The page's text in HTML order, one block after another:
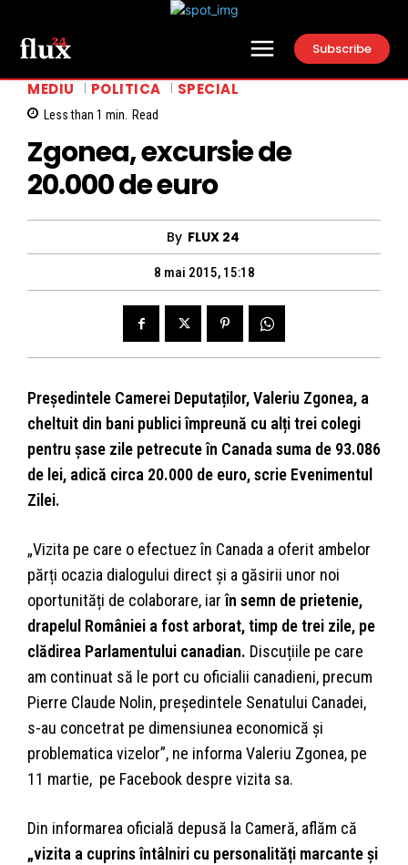
Subscribe
MEDIU POLITICA SPECIAL
Less than 1 min. Read
Zgonea, excursie de
20.000 de euro
By FLUX 24
8 mai 2015, 15:18
Președintele Camerei Deputaților, Valeriu Zgonea, a
cheltuit din bani publici împreună cu alți trei colegi
pentru șase zile petrecute în Canada suma de 93.086
de lei, adică circa 20.000 de euro, scrie Evenimentul
Zilei.
„Vizita pe care o efectuez în Canada a oferit ambelor
părți ocazia dialogului direct și a găsirii unor noi
oportunități de colaborare, iarîn semn de prietenie,
drapelul României a fost arborat, timp de trei zile, pe
clădirea Parlamentului canadian. Discuțiile pe care
am continuat să le port cu oficialii canadieni, precum
Pierre Claude Nolin, preşedintele Senatului Canadei,
s-au concetrat pe dimensiunea economică și
problematica vizelor”, ne informa Valeriu Zgonea, pe
11 martie, pe Facebook despre vizita sa.
Din informarea oficială depusă la Cameră, aflăm că
„vizita a cuprins întâlniri cu personalități marcante și